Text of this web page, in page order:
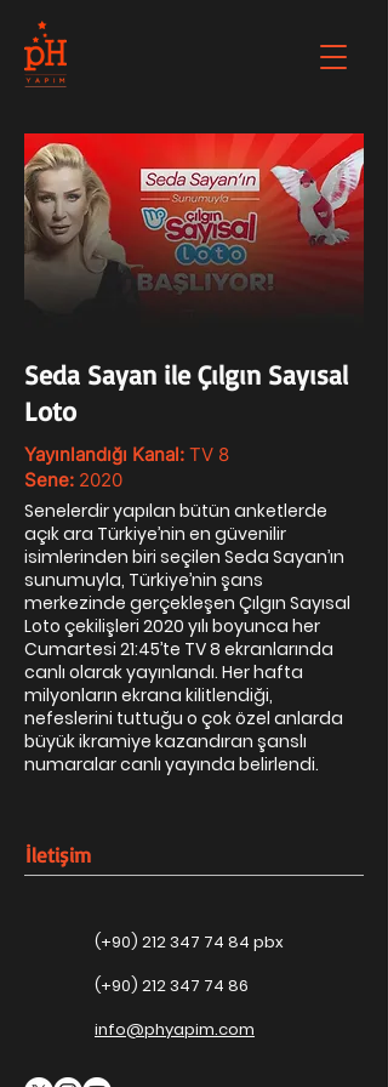
Seda Sayan ile Çılgın Sayısal
Loto
Yayınlandığı Kanal: TV 8
Sene: 2020
Senelerdir yapılan bütün anketlerde
açık ara Türkiye’nin en güvenilir
isimlerinden biri seçilen Seda Sayan’ın
sunumuyla, Türkiye’nin şans
merkezinde gerçekleşen Çılgın Sayısal
Loto çekilişleri 2020 yılı boyunca her
Cumartesi 21:45’te TV 8 ekranlarında
canlı olarak yayınlandı. Her hafta
milyonların ekrana kilitlendiği,
nefeslerini tuttuğu o çok özel anlarda
büyük ikramiye kazandıran şanslı
numaralar canlı yayında belirlendi.
İletişim
(+90) 212 347 74 84 pbx
(+90) 212 347 74 86
info@phyapim.com